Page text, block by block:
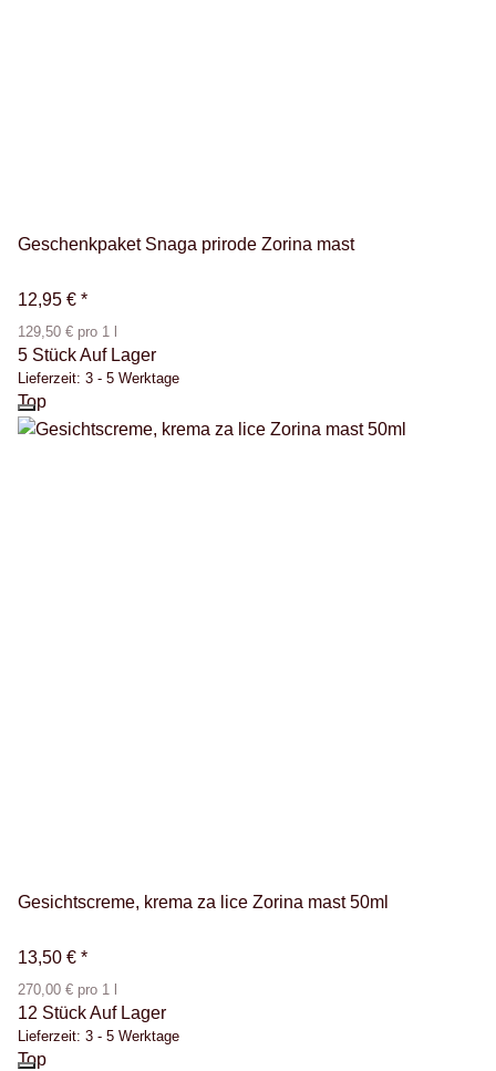
Geschenkpaket Snaga prirode Zorina mast
12,95 € *
129,50 € pro 1 l
5 Stück Auf Lager
Lieferzeit: 3 - 5 Werktage
Top
Gesichtscreme, krema za lice Zorina mast 50ml
13,50 € *
270,00 € pro 1 l
12 Stück Auf Lager
Lieferzeit: 3 - 5 Werktage
Top